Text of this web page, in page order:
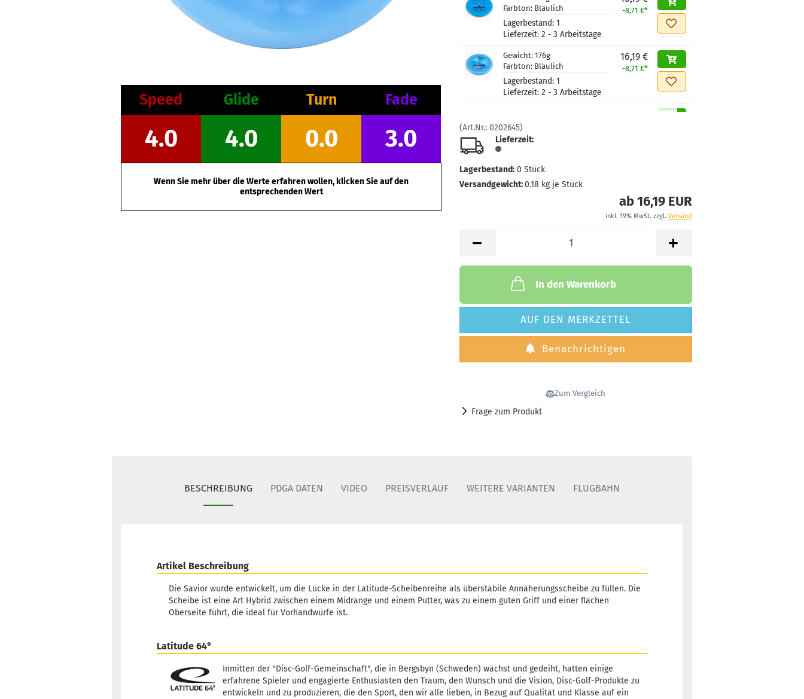
Speed Glide Turn Fade
4.0 4.0 0.0 3.0
Wenn Sie mehr über die Werte erfahren wollen, klicken Sie auf den
entsprechenden Wert
Farbton: Bläulich
Lagerbestand: 1
Lieferzeit: 2 - 3 Arbeitstage
-8,71 €*
Gewicht: 176g
Farbton: Bläulich
Lagerbestand: 1
Lieferzeit: 2 - 3 Arbeitstage
16,19 €
-8,71 €*
Farbton:
Lagerbestand:
(Art.Nr.: 0202645)
Lieferzeit:
Lagerbestand: 0 Stück
Versandgewicht:0.18 kg je Stück
ab 16,19 EUR
inkl. 19% MwSt. zzgl. Versand
In den Warenkorb
AUF DEN MERKZETTEL
Benachrichtigen
Zum Vergleich
Frage zum Produkt
BESCHREIBUNG PDGA DATEN VIDEO PREISVERLAUF WEITERE VARIANTEN FLUGBAHN
Artikel Beschreibung
Die Savior wurde entwickelt, um die Lücke in der Latitude-Scheibenreihe als überstabile Annäherungsscheibe zu füllen. Die
Scheibe ist eine Art Hybrid zwischen einem Midrange und einem Putter, was zu einem guten Griff und einer flachen
Oberseite führt, die ideal für Vorhandwürfe ist.
Latitude 64°
Inmitten der "Disc-Golf-Gemeinschaft", die in Bergsbyn (Schweden) wächst und gedeiht, hatten einige
erfahrene Spieler und engagierte Enthusiasten den Traum, den Wunsch und die Vision, Disc-Golf-Produkte zu
entwickeln und zu produzieren, die den Sport, den wir alle lieben, in Bezug auf Qualität und Klasse auf ein